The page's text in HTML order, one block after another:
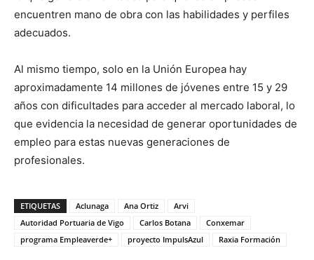
encuentren mano de obra con las habilidades y perfiles
adecuados.
Al mismo tiempo, solo en la Unión Europea hay
aproximadamente 14 millones de jóvenes entre 15 y 29
años con dificultades para acceder al mercado laboral, lo
que evidencia la necesidad de generar oportunidades de
empleo para estas nuevas generaciones de
profesionales.
ETIQUETAS Aclunaga Ana Ortiz
Arvi
Autoridad Portuaria de Vigo
Carlos Botana
Conxemar
programa Empleaverde+
proyecto ImpulsAzul Raxia Formación